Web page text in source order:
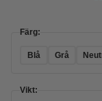
Färg:
Blå Grå
Vikt: